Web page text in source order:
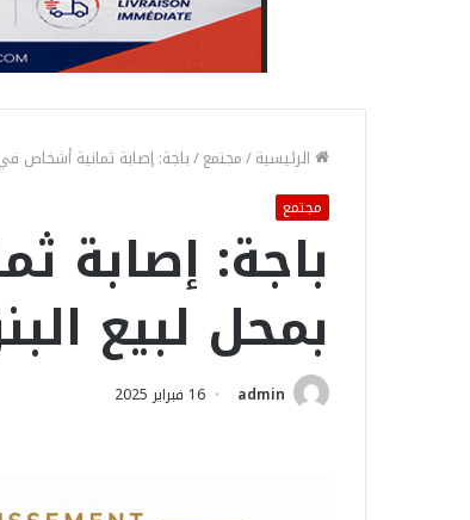
الرئيسية/مجتمع/باجة: إصابة ثمانية أشخاص
مجتمع
باجة: إصابة
بمحل لبيع
admin 16 فبراير 2025